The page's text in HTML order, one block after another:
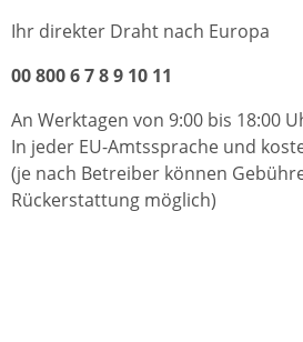
Ihr direkter Draht nach Europa
00 800 6 7 8 9 10 11
An Werktagen von 9:00 bis 18:00
In jeder EU-Amtssprache und
(je nach Betreiber können
Rückerstattung möglich)